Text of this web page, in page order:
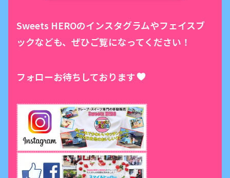
Sweets HEROのインスタグラムやフェイスブ
ックなども、ぜひご覧になってください！
フォローお待ちしております